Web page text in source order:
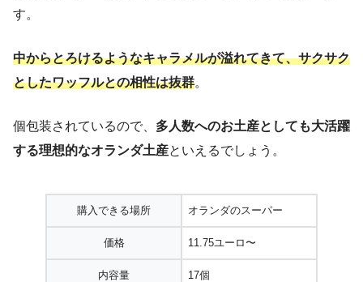
す。
中からとろけるようなキャラメルが溢れてきて、サクサク
としたワッフルとの相性は抜群。
個包装されているので、 多人数へのお土産としても大活躍
する理想的なオランダ土産といえるでしょう。
購入できる場所 オランダのスーパー
価格 11.75ユーロ〜
内容量 17個